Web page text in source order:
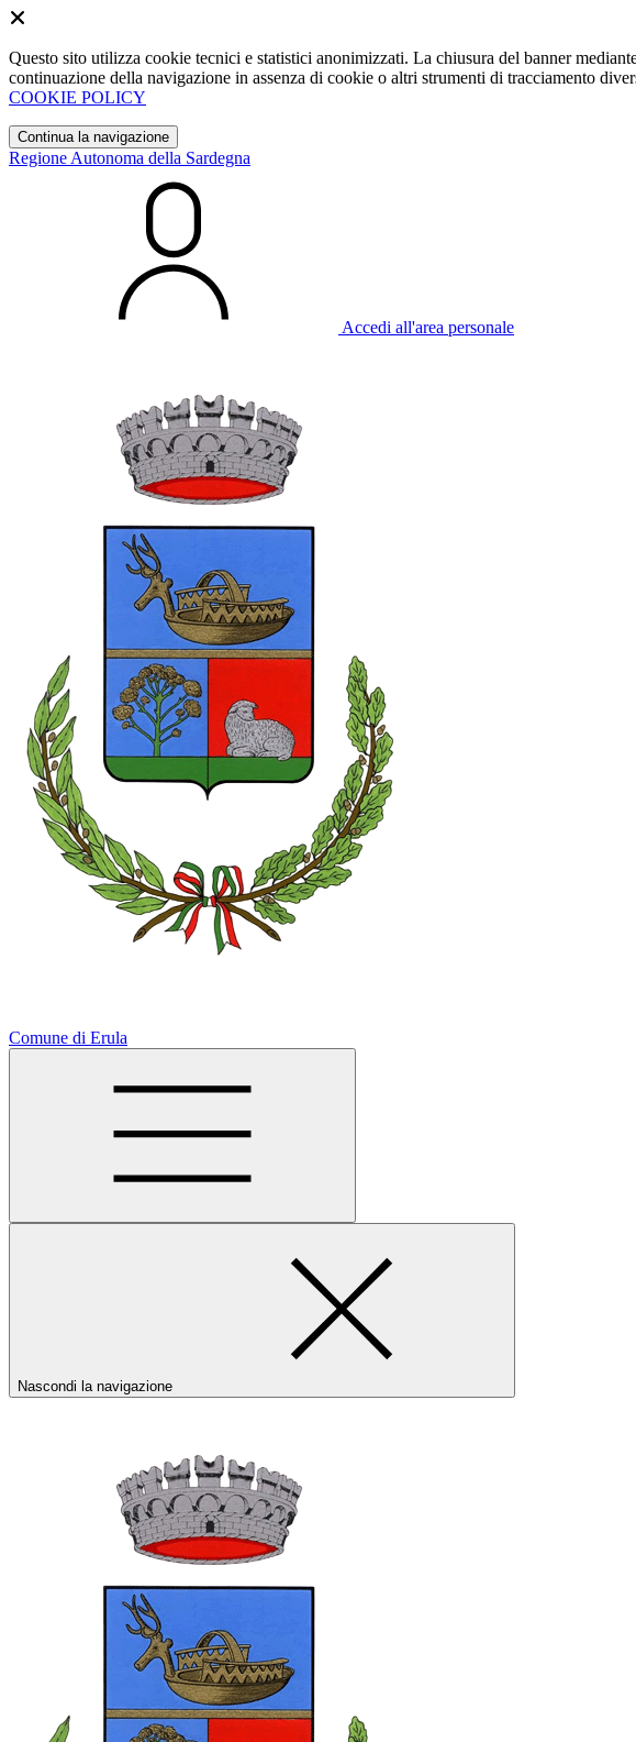
Questo sito utilizza cookie tecnici e statistici anonimizzati. La chiusura del banner
continuazione della navigazione in assenza di cookie o altri strumenti di tracciamento
COOKIE POLICY
Continua la navigazione
Regione Autonoma della Sardegna
Accedi all'area personale
Comune di Erula
Nascondi la navigazione